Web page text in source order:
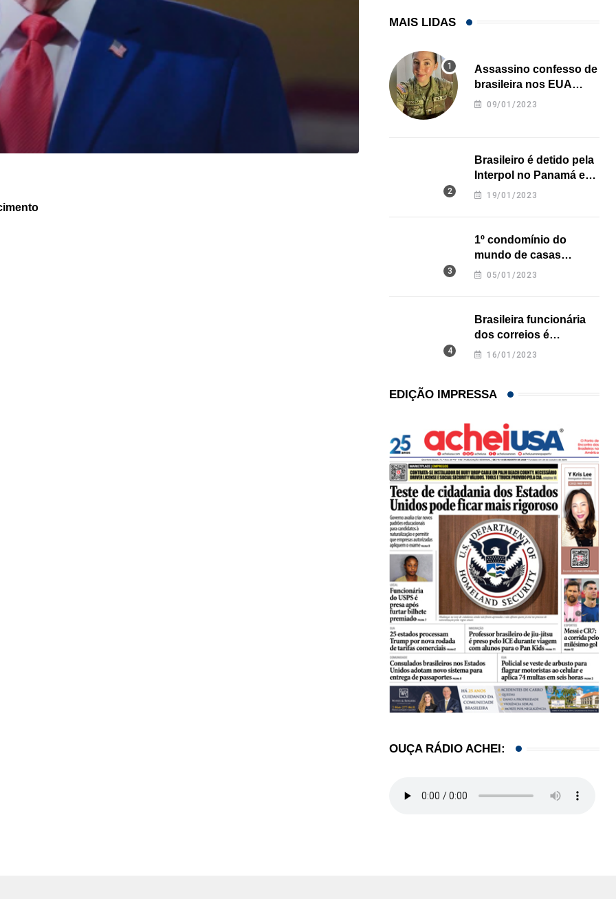
MAIS LIDAS
Assassino confesso de
brasileira nos EUA
revela onde deixou o
09/01/2023
Brasileiro é detido pela
Interpol no Panamá e
pode pegar prisão
19/01/2023
1º condomínio do
mundo de casas
impressas em 3D é
05/01/2023
Brasileira funcionária
dos correios é
assassinada a facadas
16/01/2023
EDIÇÃO IMPRESSA
OUÇA RÁDIO ACHEI: